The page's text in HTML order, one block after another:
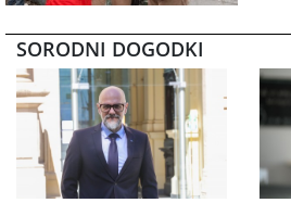
SORODNI DOGODKI